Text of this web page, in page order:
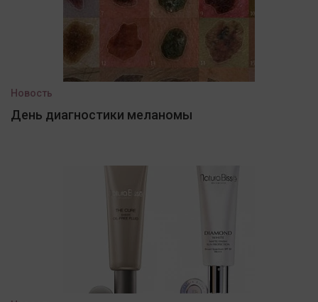
Новость
День диагностики меланомы